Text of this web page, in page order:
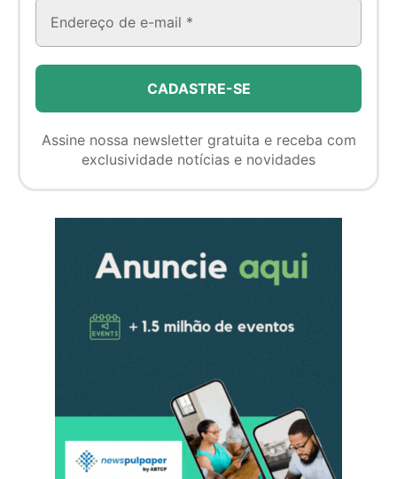
Assine nossa newsletter gratuita e receba com
exclusividade notícias e novidades